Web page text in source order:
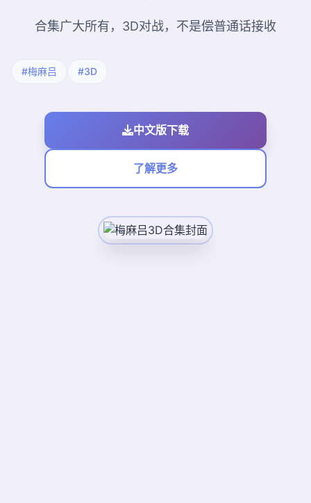
合集广大所有，3D对战，不是偿普通话接收
#梅麻吕 #3D
中文版下载
了解更多